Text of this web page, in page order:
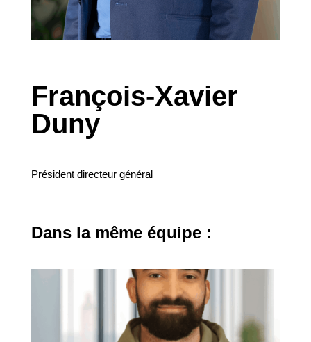
François-Xavier
Duny
Président directeur général
Dans la même équipe :